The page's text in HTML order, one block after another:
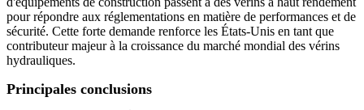
pour répondre aux réglementations en matière de performances et de
sécurité. Cette forte demande renforce les États-Unis en tant que
contributeur majeur à la croissance du marché mondial des vérins
hydrauliques.
Principales conclusions